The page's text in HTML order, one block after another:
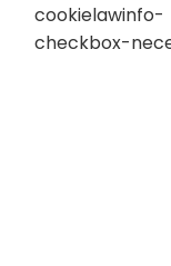
cookielawinfo-
checkbox-